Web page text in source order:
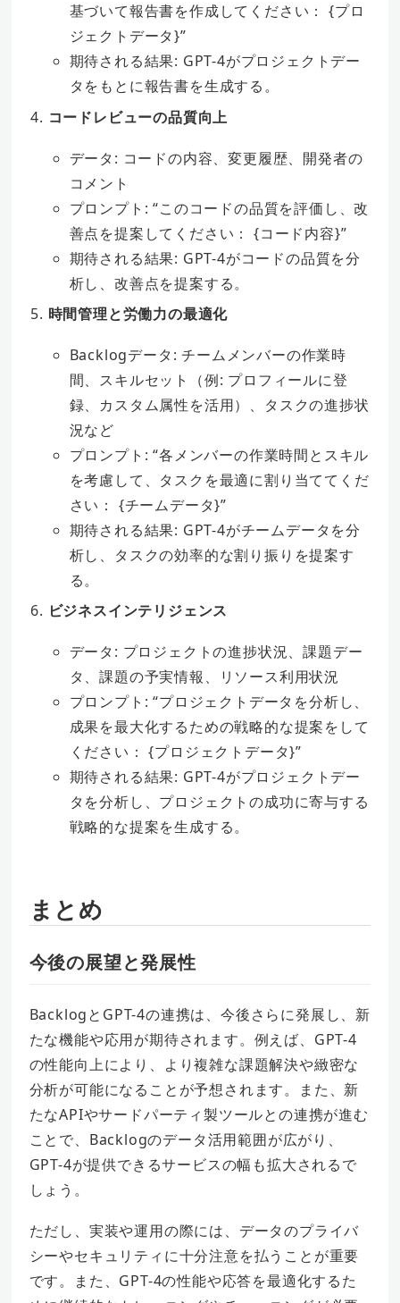
基づいて報告書を作成してください： {プロ
ジェクトデータ}”
期待される結果: GPT-4がプロジェクトデー
タをもとに報告書を生成する。
コードレビューの品質向上
データ: コードの内容、変更履歴、開発者の
コメント
プロンプト: “このコードの品質を評価し、改
善点を提案してください： {コード内容}”
期待される結果: GPT-4がコードの品質を分
析し、改善点を提案する。
時間管理と労働力の最適化
Backlogデータ:チームメンバーの作業時
間、スキルセット（例: プロフィールに登
録、カスタム属性を活用）、タスクの進捗状
況など
プロンプト: “各メンバーの作業時間とスキル
を考慮して、タスクを最適に割り当ててくだ
さい： {チームデータ}”
期待される結果: GPT-4がチームデータを分
析し、タスクの効率的な割り振りを提案す
る。
ビジネスインテリジェンス
データ: プロジェクトの進捗状況、課題デー
タ、課題の予実情報、リソース利用状況
プロンプト: “プロジェクトデータを分析し、
成果を最大化するための戦略的な提案をして
ください： {プロジェクトデータ}”
期待される結果: GPT-4がプロジェクトデー
タを分析し、プロジェクトの成功に寄与する
戦略的な提案を生成する。
まとめ
今後の展望と発展性
BacklogとGPT-4の連携は、今後さらに発展し、新
たな機能や応用が期待されます。例えば、GPT-4
の性能向上により、より複雑な課題解決や緻密な
分析が可能になることが予想されます。また、新
たなAPIやサードパーティ製ツールとの連携が進む
ことで、Backlogのデータ活用範囲が広がり、
GPT-4が提供できるサービスの幅も拡大されるで
しょう。
ただし、実装や運用の際には、データのプライバ
シーやセキュリティに十分注意を払うことが重要
です。また、GPT-4の性能や応答を最適化するた